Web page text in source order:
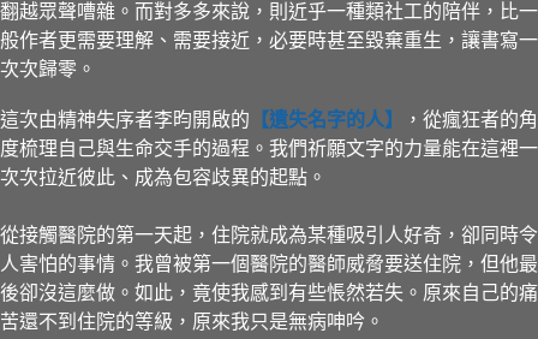
翻越眾聲嘈雜。而對多多來說，則近乎一種類社工的陪伴，比一
般作者更需要理解、需要接近，必要時甚至毀棄重生，讓書寫一
次次歸零。
這次由精神失序者李昀開啟的 【遺失名字的人】
，從瘋狂者的角
度梳理自己與生命交手的過程。我們祈願文字的力量能在這裡一
次次拉近彼此、成為包容歧異的起點。
從接觸醫院的第一天起，住院就成為某種吸引人好奇，卻同時令
人害怕的事情。我曾被第一個醫院的醫師威脅要送住院，但他最
後卻沒這麼做。如此，竟使我感到有些悵然若失。原來自己的痛
苦還不到住院的等級，原來我只是無病呻吟。